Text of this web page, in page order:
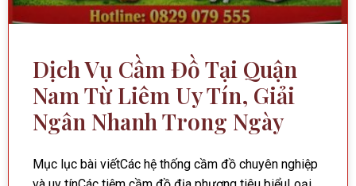
Dịch Vụ Cầm Đồ Tại Quận
Nam Từ Liêm Uy Tín, Giải
Ngân Nhanh Trong Ngày
Mục lục bài viếtCác hệ thống cầm đồ chuyên nghiệp